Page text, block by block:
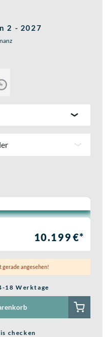
2 - 2027
10.199 €*
gerade angesehen!
18 Werktage
checken